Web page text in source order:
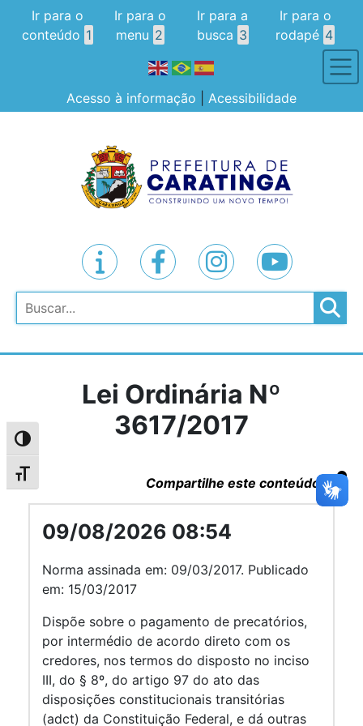
Alternar alto contraste
Alternar tamanho da fonte
Ir para o
conteúdo 1
Ir para o
menu 2
Ir para a
busca 3
Ir para o
rodapé 4
Acesso à informação Acessibilidade
Pesquisar
Lei Ordinária Nº
3617/2017
Compartilhe este conteúdo
09/08/2026 08:54
Norma assinada em: 09/03/2017. Publicado
em: 15/03/2017
Dispõe sobre o pagamento de precatórios,
por intermédio de acordo direto com os
credores, nos termos do disposto no inciso
III, do § 8º, do artigo 97 do ato das
disposições constitucionais transitórias
(adct) da Constituição Federal, e dá outras